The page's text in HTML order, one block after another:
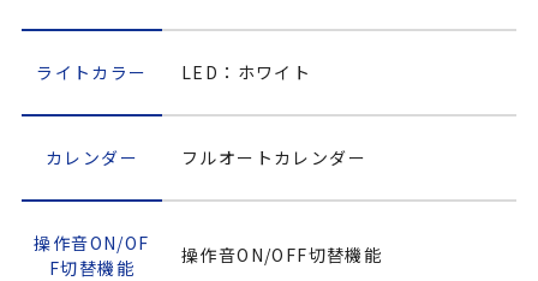
ライトカラー LED：ホワイト
カレンダー フルオートカレンダー
操作音ON/OF
F切替機能
操作音ON/OFF切替機能